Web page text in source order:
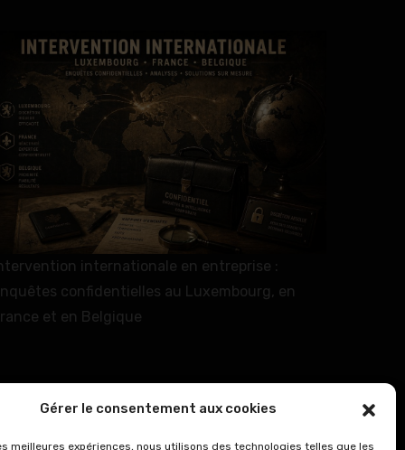
Gérer le consentement aux cookies
meilleures expériences, nous utilisons des technologies telles que les
internationale en entreprise :
confidentielles au Luxembourg, en
et en Belgique